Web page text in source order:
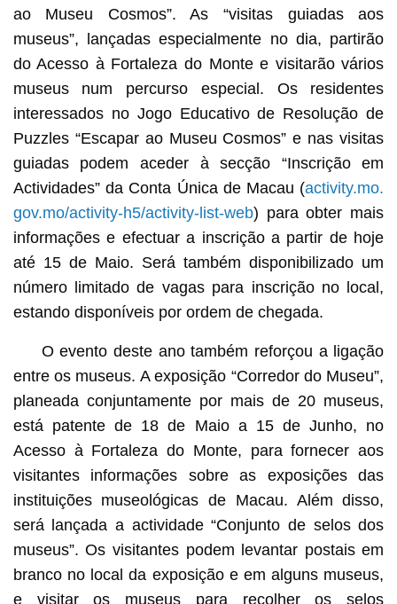
ao Museu Cosmos”. As “visitas guiadas aos
museus”, lançadas especialmente no dia, partirão
do Acesso à Fortaleza do Monte e visitarão vários
museus num percurso especial. Os residentes
interessados no Jogo Educativo de Resolução de
Puzzles “Escapar ao Museu Cosmos” e nas visitas
guiadas podem aceder à secção “Inscrição em
Actividades” da Conta Única de Macau (activity.mo.
gov.mo/activity-h5/activity-list-web) para obter mais
informações e efectuar a inscrição a partir de hoje
até 15 de Maio. Será também disponibilizado um
número limitado de vagas para inscrição no local,
estando disponíveis por ordem de chegada.
O evento deste ano também reforçou a ligação
entre os museus. A exposição “Corredor do Museu”,
planeada conjuntamente por mais de 20 museus,
está patente de 18 de Maio a 15 de Junho, no
Acesso à Fortaleza do Monte, para fornecer aos
visitantes informações sobre as exposições das
instituições museológicas de Macau. Além disso,
será lançada a actividade “Conjunto de selos dos
museus”. Os visitantes podem levantar postais em
branco no local da exposição e em alguns museus,
e visitar os museus para recolher os selos